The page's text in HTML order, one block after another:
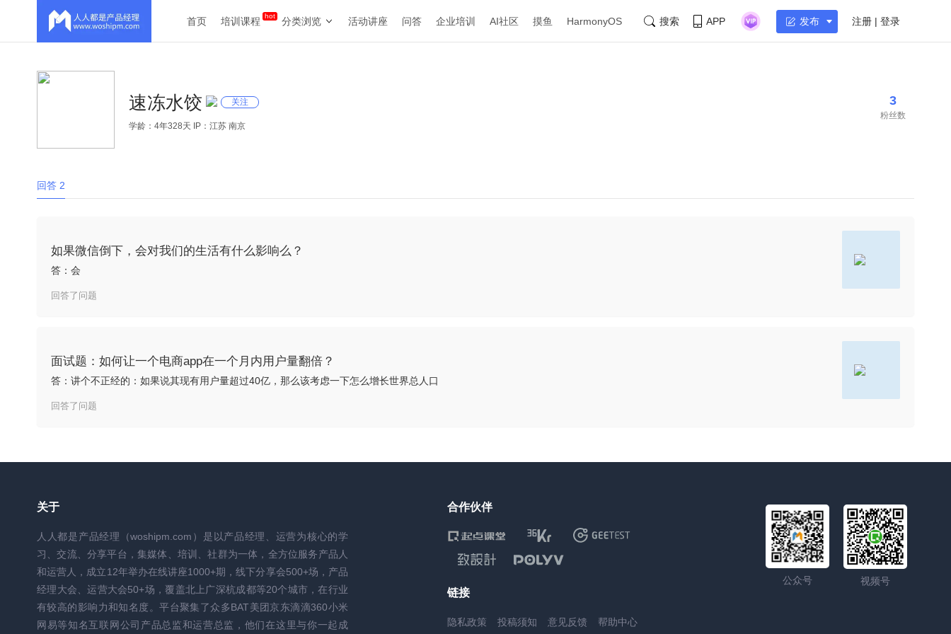
首页 培训课程 分类浏览 活动讲座 问答 企业培训 AI社区 摸鱼 HarmonyOS 搜索 APP 发布 注册 | 登录
速冻水饺 关注
学龄：4年328天 IP：江苏 南京
3
粉丝数
回答 2
如果微信倒下，会对我们的生活有什么影响么？
答：会
回答了问题
面试题：如何让一个电商app在一个月内用户量翻倍？
答：讲个不正经的：如果说其现有用户量超过40亿，那么该考虑一下怎么增长世界总人口
回答了问题
关于
人人都是产品经理（woshipm.com）是以产品经理、运营为核心的学
习、交流、分享平台，集媒体、培训、社群为一体，全方位服务产品人
和运营人，成立12年举办在线讲座1000+期，线下分享会500+场，产品
经理大会、运营大会50+场，覆盖北上广深杭成都等20个城市，在行业
有较高的影响力和知名度。平台聚集了众多BAT美团京东滴滴360小米
网易等知名互联网公司产品总监和运营总监，他们在这里与你一起成
合作伙伴
链接
隐私政策 投稿须知 意见反馈 帮助中心
公众号 视频号